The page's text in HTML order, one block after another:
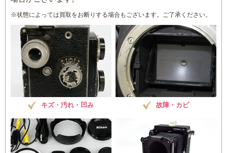
※状態によっては買取をお断りする場合もございます。ご了承ください。
キズ・汚れ・凹み 故障・カビ